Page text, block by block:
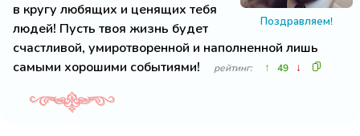
Поздравляем!
в кругу любящих и ценящих тебя
людей! Пусть твоя жизнь будет
счастливой, умиротворенной и наполненной лишь
самыми хорошими событиями!
рейтинг: ↑ 49 ↓